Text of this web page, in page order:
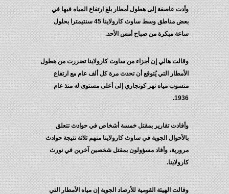
وأدت عاصفة إلى هطول أمطار بلغ ارتفاع المياه فيها في
بعض مناطق وسط ساوث كارولاينا 45 سنتيمترا بحلول
ساعة مبكرة من صباح أمس الأحد.
وقالت هالي إن أجزاء من ساوث كارولاينا تضررت من هطول
الأمطار التي يُتوقع أن تحدث مرة كل ألف عام مع ارتفاع
منسوب مياه نهر كونجاري إلى أعلى مستوى له منذ عام
1936.
وأفادت تقارير بمقتل خمسة أشخاص في حوادث تتعلق
بالأحوال الجوية في ساوث كارولاينا منهم ثلاثة نتيجة حوادث
مرورية، وأفاد مسؤولون بمقتل شخصين آخرين في نورث
كارولاينا.
وقالت الهيئة القومية للأرصاد الجوية إن مياه الأمطار التي